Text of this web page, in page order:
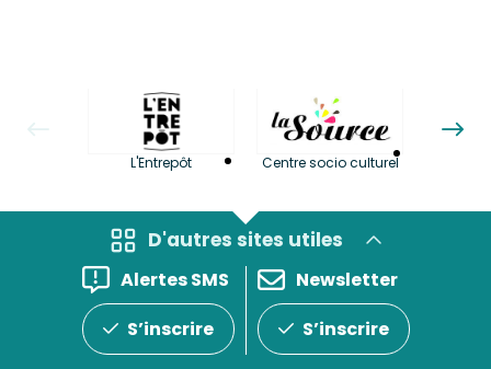
L'Entrepôt Centre socio culturel
D'autres sites utiles
Alertes SMS
S’inscrire
Newsletter
S’inscrire